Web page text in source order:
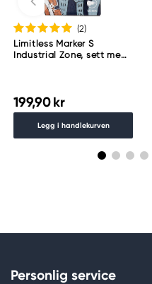
(2)
Limitless Marker S
Industrial Zone, sett med
199,90 kr
Legg i handlekurven
Personlig service